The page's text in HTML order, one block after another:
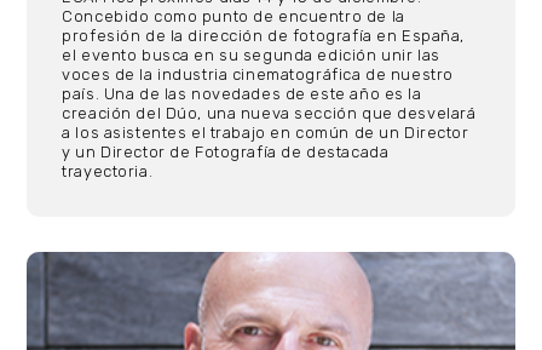
Concebido como punto de encuentro de la
profesión de la dirección de fotografía en España,
el evento busca en su segunda edición unir las
voces de la industria cinematográfica de nuestro
país. Una de las novedades de este año es la
creación del Dúo, una nueva sección que desvelará
a los asistentes el trabajo en común de un Director
y un Director de Fotografía de destacada
trayectoria.